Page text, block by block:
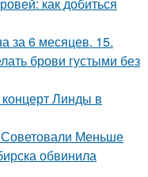
как добиться
за 6 месяцев. 15.
брови густыми без
Линды в
Меньше
обвинила